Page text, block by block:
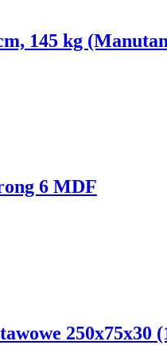
145 kg
6 MDF
250x75x30